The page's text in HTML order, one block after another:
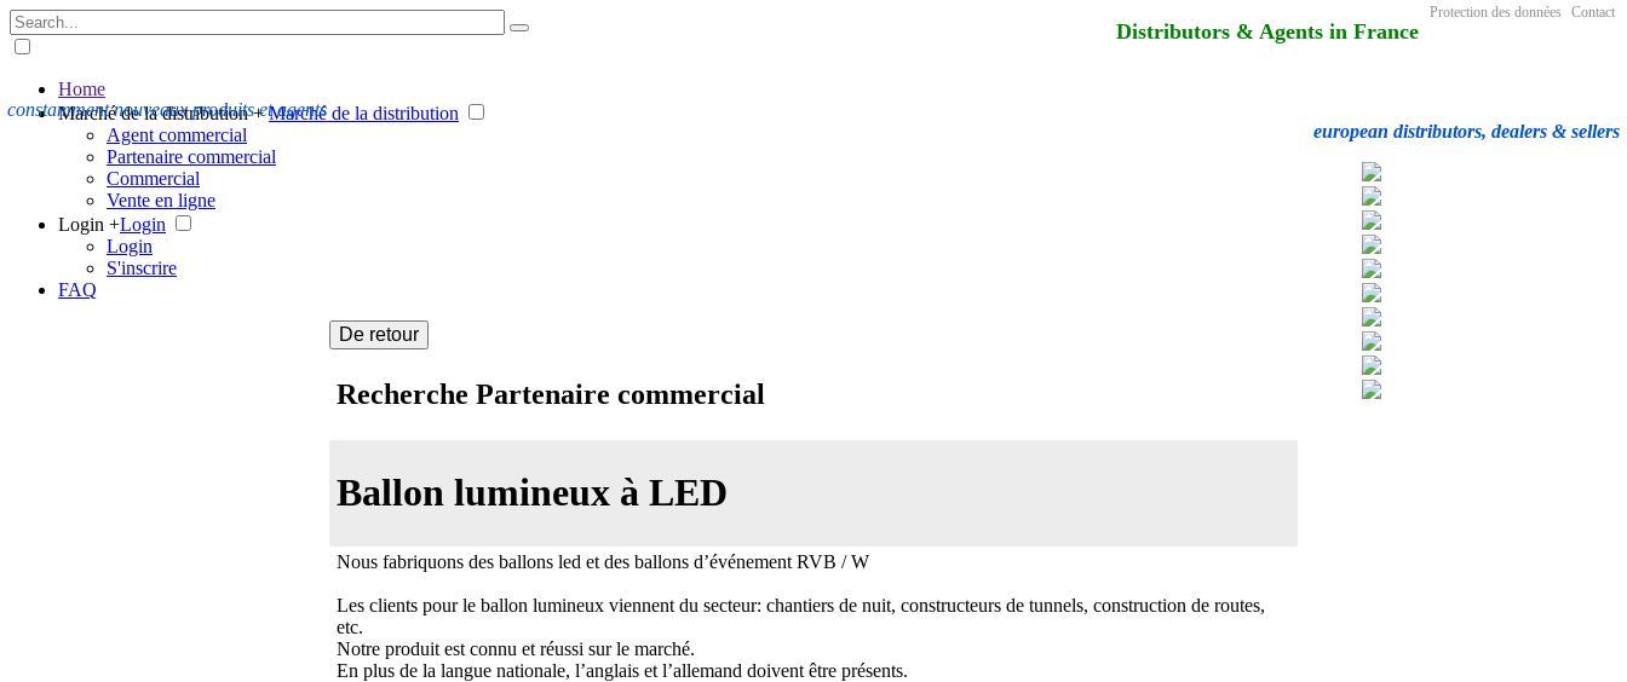
Distributors & Agents in France
constamment nouveaux produits et agents
european distributors, dealers & sellers
Protection des données Contact
Home
Marché de la distribution + Marché de la distribution
Agent commercial
Partenaire commercial
Commercial
Vente en ligne
Login +Login
Login
S'inscrire
FAQ
De retour
Recherche Partenaire commercial
Ballon lumineux à LED
Nous fabriquons des ballons led et des ballons d’événement RVB / W
Les clients pour le ballon lumineux viennent du secteur: chantiers de nuit, constructeurs de tunnels, construction de routes,
etc.
Notre produit est connu et réussi sur le marché.
En plus de la langue nationale, l’anglais et l’allemand doivent être présents.